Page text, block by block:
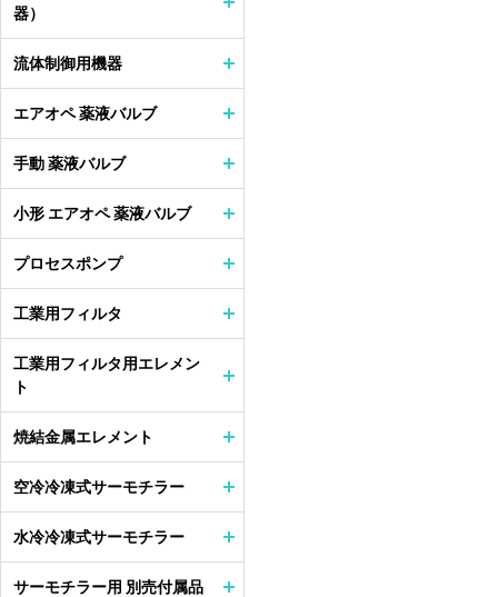
器）
流体制御用機器
エアオペ 薬液バルブ
手動 薬液バルブ
小形 エアオペ 薬液バルブ
プロセスポンプ
工業用フィルタ
工業用フィルタ用エレメン
ト
焼結金属エレメント
空冷冷凍式サーモチラー
水冷冷凍式サーモチラー
サーモチラー用 別売付属品